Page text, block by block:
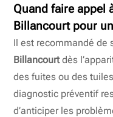
Quand faire appel
Billancourtpour
Il est recommandé de
Billancourtdès
des fuites ou des
diagnostic préventif
d’anticiper les